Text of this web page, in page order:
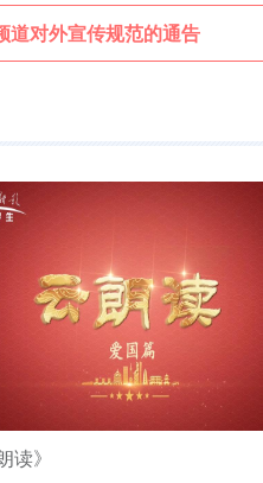
对外宣传规范的通告
读》